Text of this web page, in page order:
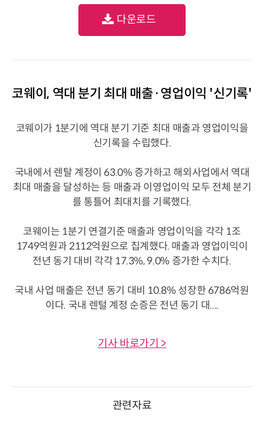
다운로드
코웨이, 역대 분기 최대 매출·영업이익 '신기록'
코웨이가 1분기에 역대 분기 기준 최대 매출과 영업이익을
신기록을 수립했다.
국내에서 렌탈 계정이 63.0% 증가하고 해외사업에서 역대
최대 매출을 달성하는 등 매출과 이영업이익 모두 전체 분기
를 통틀어 최대치를 기록했다.
코웨이는 1분기 연결기준 매출과 영업이익을 각각 1조
1749억원과 2112억원으로 집계했다. 매출과 영업이익이
전년 동기 대비 각각 17.3%, 9.0% 증가한 수치다.
국내 사업 매출은 전년 동기 대비 10.8% 성장한 6786억원
이다. 국내 렌털 계정 순증은 전년 동기 대....
기사 바로가기 >
관련자료